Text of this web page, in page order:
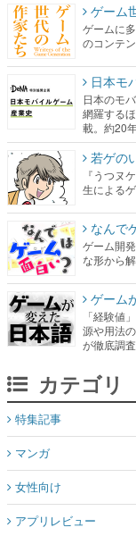
ゲーム
ゲームに
のコンテ
日本モ
日本のモ
網羅する
載。約20
若ゲの
『うつヌ
生による
なんで
ゲーム開
な形から
ゲーム
「経験値
源や用法
が徹底調査
カテゴリ
特集記事
マンガ
女性向け
アプリレビュー